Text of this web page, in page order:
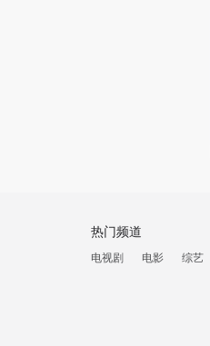
热门频道
电视剧 电影 综艺